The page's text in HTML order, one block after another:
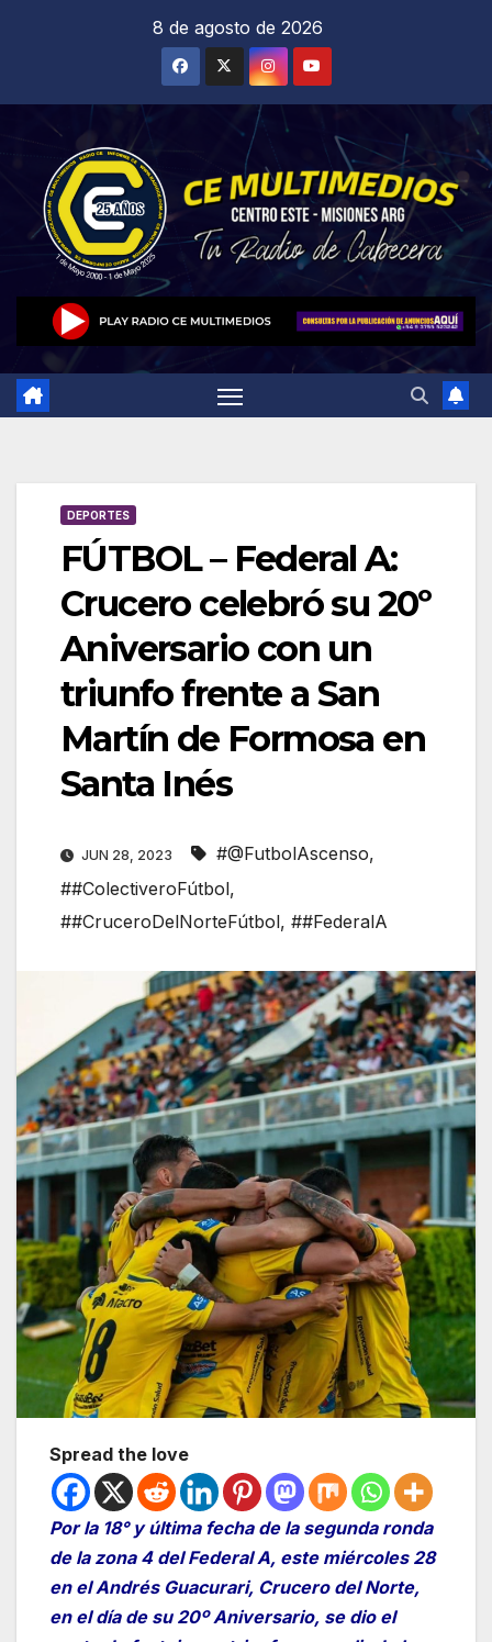
8 de agosto de 2026
DEPORTES
FÚTBOL – Federal A:
Crucero celebró su 20º
Aniversario con un
triunfo frente a San
Martín de Formosa en
Santa Inés
JUN 28, 2023 #@FutbolAscenso,
##ColectiveroFútbol,
##CruceroDelNorteFútbol, ##FederalA
Spread the love
Por la 18° y última fecha de la segunda ronda
de la zona 4 del Federal A, este miércoles 28
en el Andrés Guacurari, Crucero del Norte,
en el día de su 20º Aniversario, se dio el